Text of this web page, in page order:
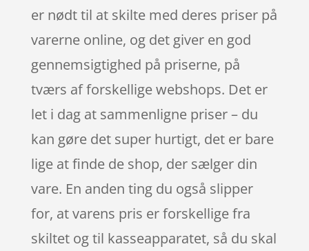
er nødt til at skilte med deres priser på
varerne online, og det giver en god
gennemsigtighed på priserne, på
tværs af forskellige webshops. Det er
let i dag at sammenligne priser – du
kan gøre det super hurtigt, det er bare
lige at finde de shop, der sælger din
vare. En anden ting du også slipper
for, at varens pris er forskellige fra
skiltet og til kasseapparatet, så du skal